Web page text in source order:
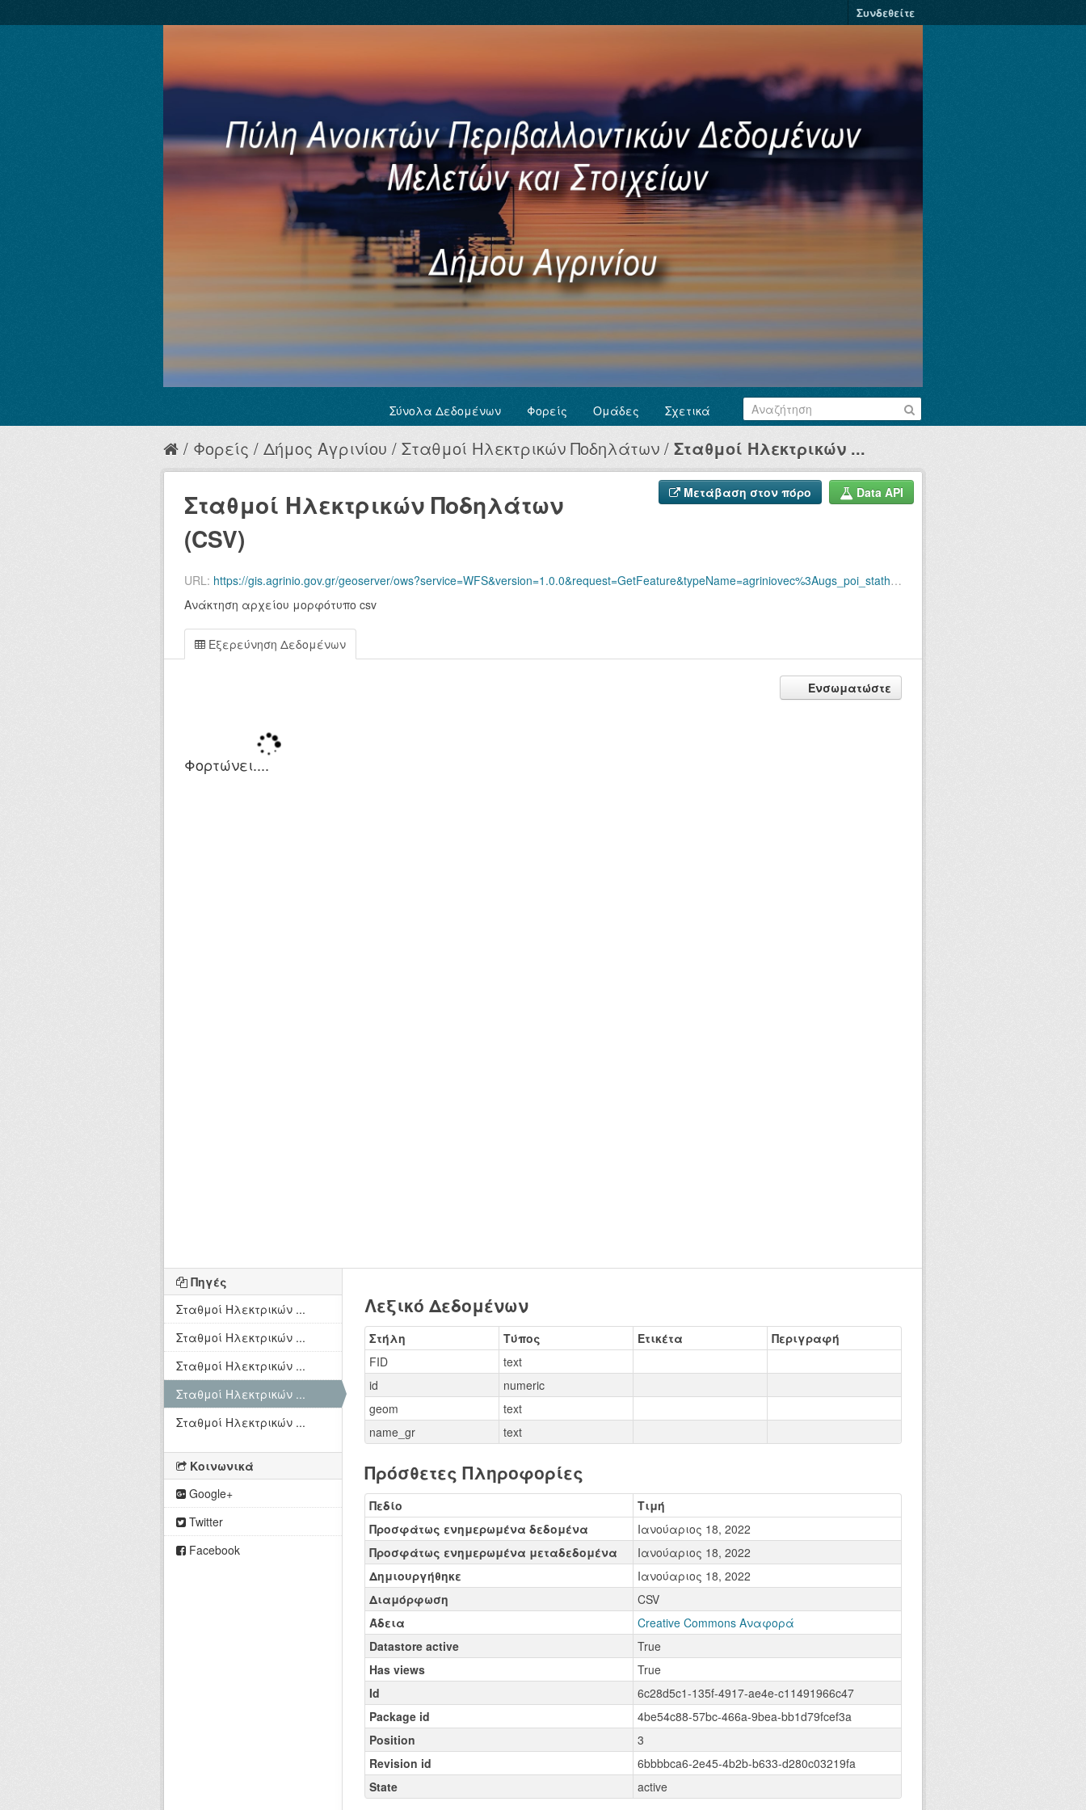
Συνδεθείτε
Σύνολα Δεδομένων Φορείς Ομάδες Σχετικά
Φορείς Δήμος Αγρινίου Σταθμοί Ηλεκτρικών Ποδηλάτων Σταθμοί Ηλεκτρικών ...
Μετάβαση στον πόρο Data API
Σταθμοί Ηλεκτρικών Ποδηλάτων
(CSV)
URL: https://gis.agrinio.gov.gr/geoserver/ows?service=WFS&version=1.0.0&request=GetFeature&typeName=agriniovec%3Augs_poi_stathmoi_ilektrikon_podilaton&outputFormat=csv
Ανάκτηση αρχείου μορφότυπο csv
Εξερεύνηση Δεδομένων
Ενσωματώστε
Λεξικό Δεδομένων
Στήλη Τύπος Ετικέτα
Περιγραφή
FID
text
id
numeric
geom
text
name_gr
text
Πρόσθετες Πληροφορίες
Πεδίο
Τιμή
Προσφάτως ενημερωμένα δεδομένα
Ιανούαριος 18, 2022
Προσφάτως ενημερωμένα μεταδεδομένα
Ιανούαριος 18, 2022
Δημιουργήθηκε
Ιανούαριος 18, 2022
Διαμόρφωση
CSV
Άδεια
Creative Commons Αναφορά
Datastore active
True
Has views
True
Id
6c28d5c1-135f-4917-ae4e-c11491966c47
Package id
4be54c88-57bc-466a-9bea-bb1d79fcef3a
Position
3
Revision id
6bbbbca6-2e45-4b2b-b633-d280c03219fa
State
active
Πηγές
Σταθμοί Ηλεκτρικών ...
Σταθμοί Ηλεκτρικών ...
Σταθμοί Ηλεκτρικών ...
Σταθμοί Ηλεκτρικών ...
Σταθμοί Ηλεκτρικών ...
Κοινωνικά
Google+
Twitter
Facebook